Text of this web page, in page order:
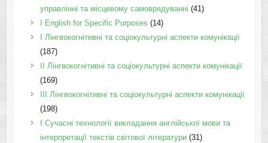
управлінні та місцевому самоврядуванні (41)
І English for Specific Purposes (14)
I Лінгвокогнітивні та соціокультурні аспекти комунікації
(187)
IІ Лінгвокогнітивні та соціокультурні аспекти комунікації
(169)
IІI Лінгвокогнітивні та соціокультурні аспекти комунікації
(198)
I Cучасні технології викладання англійської мови та
інтерпретації текстів світової літератури(31)